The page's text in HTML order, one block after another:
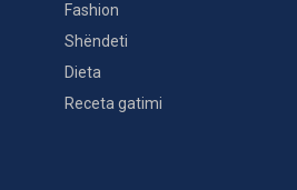
Fashion
Shëndeti
Dieta
Receta gatimi